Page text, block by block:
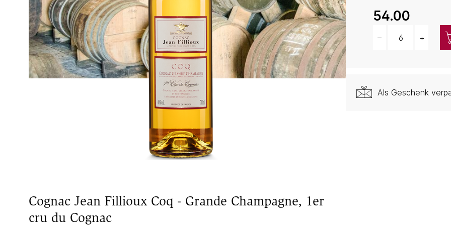
54.00
– +
Als Geschenk
Cognac Jean Fillioux Coq - Grande Champagne, 1er
cru du Cognac